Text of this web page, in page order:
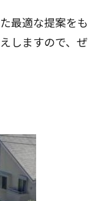
最適な提案をも
しますので、ぜ